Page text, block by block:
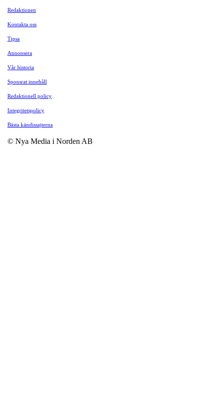
Redaktionen
Kontakta oss
Tipsa
Annonsera
Vår historia
Sponsrat innehåll
Redaktionell policy
Integritetspolicy
Bästa kändissajterna
© Nya Media i Norden AB